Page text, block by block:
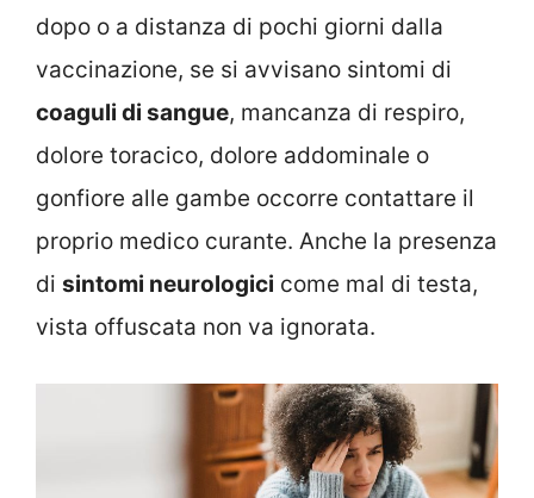
dopo o a distanza di pochi giorni dalla
vaccinazione, se si avvisano sintomi di
coaguli di sangue, mancanza di respiro,
dolore toracico, dolore addominale o
gonfiore alle gambe occorre contattare il
proprio medico curante. Anche la presenza
di sintomi neurologici come mal di testa,
vista offuscata non va ignorata.